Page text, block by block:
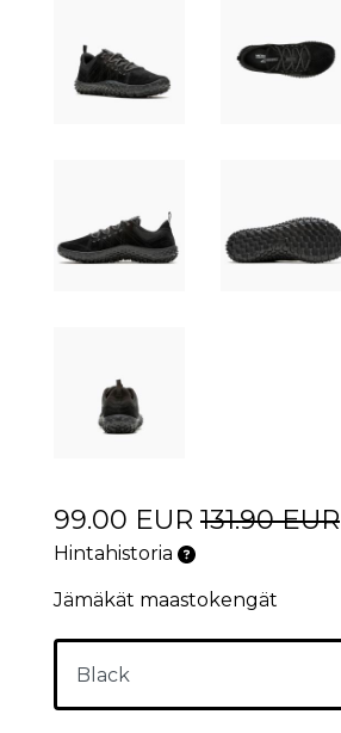
99.00 EUR 131.90 EUR
Hintahistoria
Jämäkät maastokengät